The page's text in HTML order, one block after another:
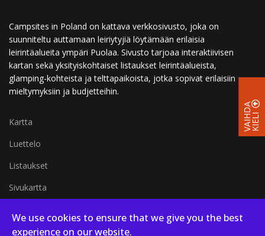
V
A
IH
D
A
K
I
E
LI
Campsites in Poland on kattava verkkosivusto, joka on
suunniteltu auttamaan leiriytyjiä löytämään erilaisia
leirintäalueita ympäri Puolaa. Sivusto tarjoaa interaktiivisen
kartan sekä yksityiskohtaiset listaukset leirintäalueista,
glamping-kohteista ja telttapaikoista, jotka sopivat erilaisiin
mieltymyksiin ja budjetteihin.
Kartta
Luettelo
Listaukset
Sivukartta
Blogi
We use cookies to ensure that we give you the best
experience on our website.